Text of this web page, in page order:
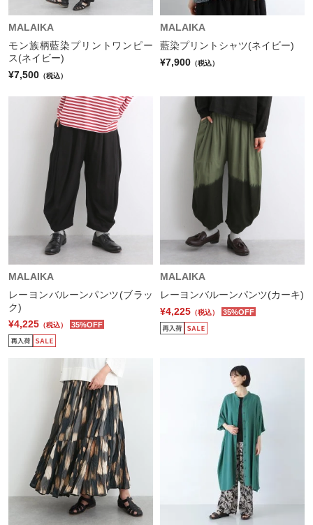
MALAIKA
モン族柄藍染プリントワンピー
ス(ネイビー)
¥7,500 （税込）
MALAIKA
藍染プリントシャツ(ネイビー)
¥7,900 （税込）
MALAIKA
レーヨンバルーンパンツ(ブラッ
ク)
¥4,225 （税込） 35%OFF
MALAIKA
レーヨンバルーンパンツ(カーキ)
¥4,225 （税込） 35%OFF